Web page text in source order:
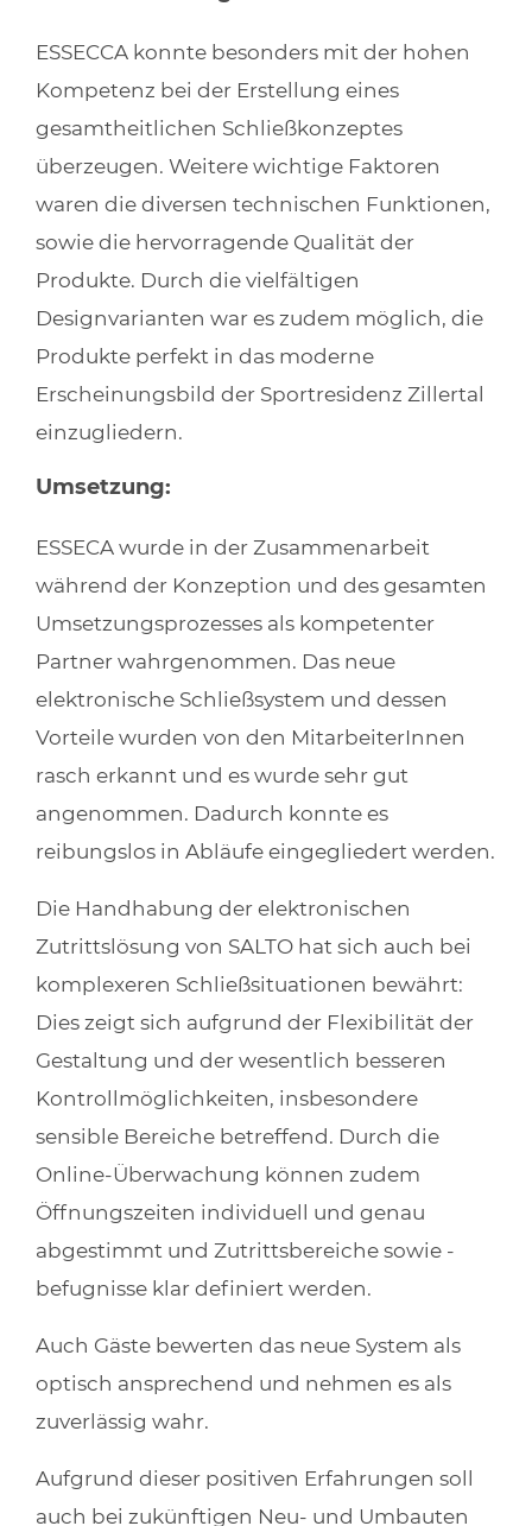
ESSECCA konnte besonders mit der hohen
Kompetenz bei der Erstellung eines
gesamtheitlichen Schließkonzeptes
überzeugen. Weitere wichtige Faktoren
waren die diversen technischen Funktionen,
sowie die hervorragende Qualität der
Produkte. Durch die vielfältigen
Designvarianten war es zudem möglich, die
Produkte perfekt in das moderne
Erscheinungsbild der Sportresidenz Zillertal
einzugliedern.
Umsetzung:
ESSECA wurde in der Zusammenarbeit
während der Konzeption und des gesamten
Umsetzungsprozesses als kompetenter
Partner wahrgenommen. Das neue
elektronische Schließsystem und dessen
Vorteile wurden von den MitarbeiterInnen
rasch erkannt und es wurde sehr gut
angenommen. Dadurch konnte es
reibungslos in Abläufe eingegliedert werden.
Die Handhabung der elektronischen
Zutrittslösung von SALTO hat sich auch bei
komplexeren Schließsituationen bewährt:
Dies zeigt sich aufgrund der Flexibilität der
Gestaltung und der wesentlich besseren
Kontrollmöglichkeiten, insbesondere
sensible Bereiche betreffend. Durch die
Online-Überwachung können zudem
Öffnungszeiten individuell und genau
abgestimmt und Zutrittsbereiche sowie -
befugnisse klar definiert werden.
Auch Gäste bewerten das neue System als
optisch ansprechend und nehmen es als
zuverlässig wahr.
Aufgrund dieser positiven Erfahrungen soll
auch bei zukünftigen Neu- und Umbauten